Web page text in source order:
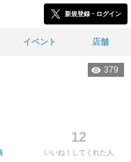
新規登録・ログイン
イベント 店舗
379
12
いいね！してくれた人